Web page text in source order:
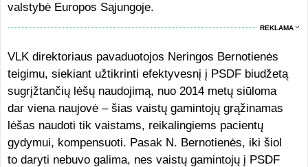
valstybė Europos Sąjungoje.
REKLAMA
VLK direktoriaus pavaduotojos Neringos Bernotienės
teigimu, siekiant užtikrinti efektyvesnį į PSDF biudžetą
sugrįžtančių lėšų naudojimą, nuo 2014 metų siūloma
dar viena naujovė – šias vaistų gamintojų grąžinamas
lėšas naudoti tik vaistams, reikalingiems pacientų
gydymui, kompensuoti. Pasak N. Bernotienės, iki šiol
to daryti nebuvo galima, nes vaistų gamintojų į PSDF